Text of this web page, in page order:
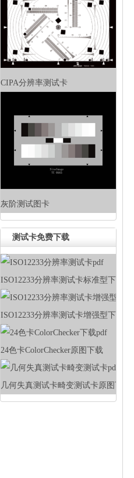
CIPA分辨率测试卡
灰阶测试图卡
测试卡免费下载
ISO12233分辨率测试卡标准型下载
ISO12233分辨率测试卡增强型下载
24色卡ColorChecker原图下载
几何失真测试卡畸变测试卡原图下载